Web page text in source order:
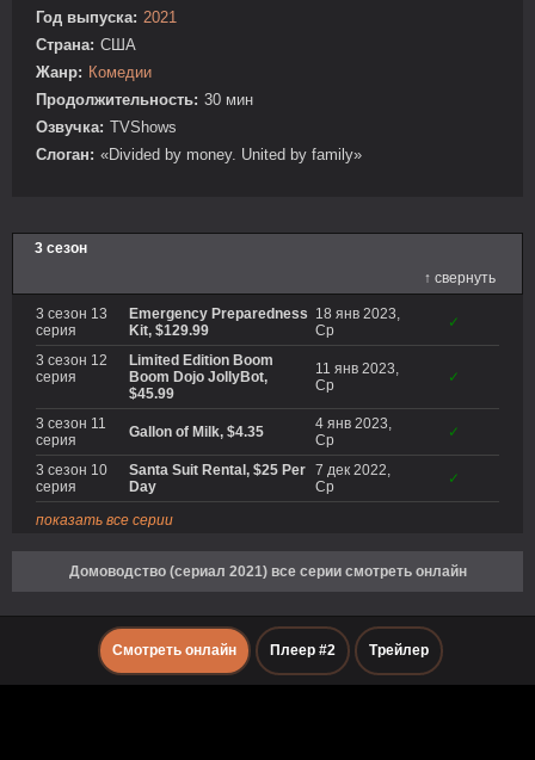
Год выпуска: 2021
Страна: США
Жанр: Комедии
Продолжительность: 30 мин
Озвучка: TVShows
Слоган: «Divided by money. United by family»
3 сезон
↑ свернуть
3 сезон 13
серия
Emergency Preparedness
Kit, $129.99
18 янв 2023,
Ср
✓
3 сезон 12
серия
Limited Edition Boom
Boom Dojo JollyBot,
$45.99
11 янв 2023,
Ср
✓
3 сезон 11
серия
Gallon of Milk, $4.35
4 янв 2023,
Ср
✓
3 сезон 10
серия
Santa Suit Rental, $25 Per
Day
7 дек 2022,
Ср
✓
показать все серии
Домоводство (сериал 2021) все серии смотреть онлайн
Смотреть онлайн Плеер #2 Трейлер